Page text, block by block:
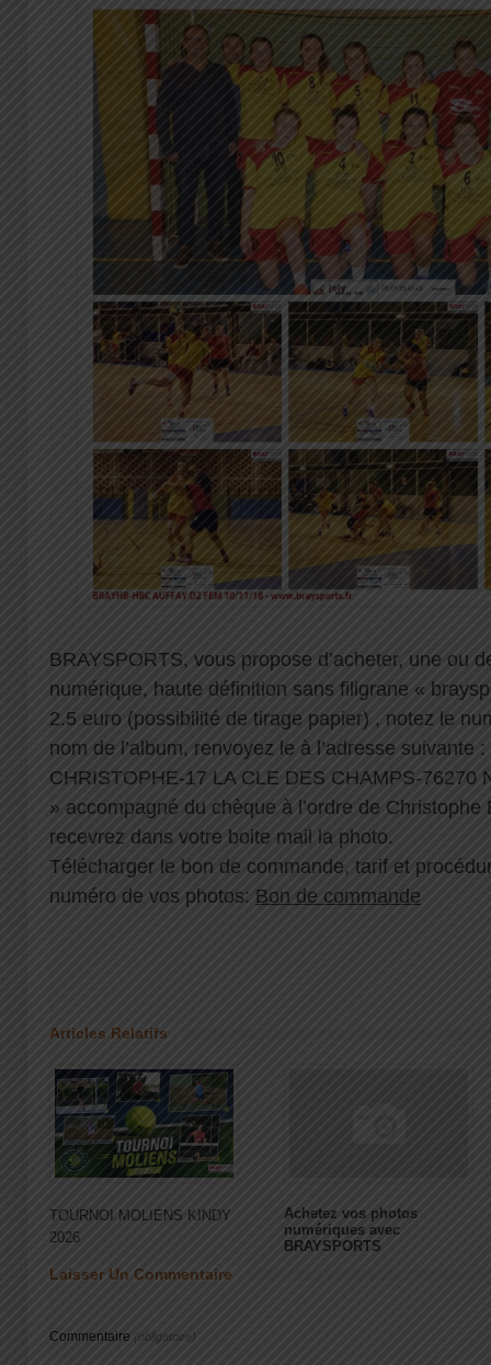
BRAYSPORTS, vous propose d’acheter, une ou
numérique, haute définition sans filigrane «
2.5 euro (possibilité de tirage papier) , notez le
nom de l’album, renvoyez le à l’adresse suivante
CHRISTOPHE-17 LA CLE DES CHAMPS-76270
» accompagné du chèque à l’ordre de
recevrez dans votre boite mail la photo.
Télécharger le bon de commande, tarif et
numéro de vos photos: Bon de commande
Articles Relatifs
TOURNOI MOLIENS KINDY
2026
Achetez vos photos
numériques avec
BRAYSPORTS
Laisser Un Commentaire
Commentaire (obligatoire)